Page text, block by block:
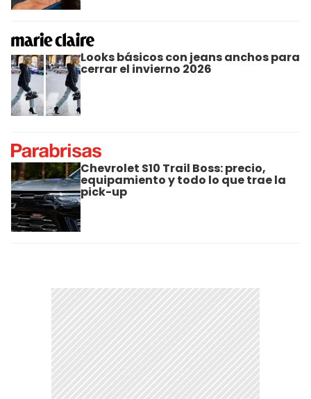
Looks básicos con jeans anchos para
cerrar el invierno 2026
Chevrolet S10 Trail Boss: precio,
equipamiento y todo lo que trae la
pick-up